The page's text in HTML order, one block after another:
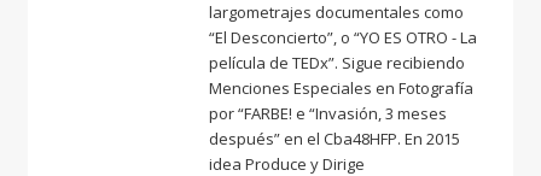
largometrajes documentales como
“El Desconcierto”, o “YO ES OTRO - La
película de TEDx”. Sigue recibiendo
Menciones Especiales en Fotografía
por “FARBE! e “Invasión, 3 meses
después” en el Cba48HFP. En 2015
idea Produce y Dirige